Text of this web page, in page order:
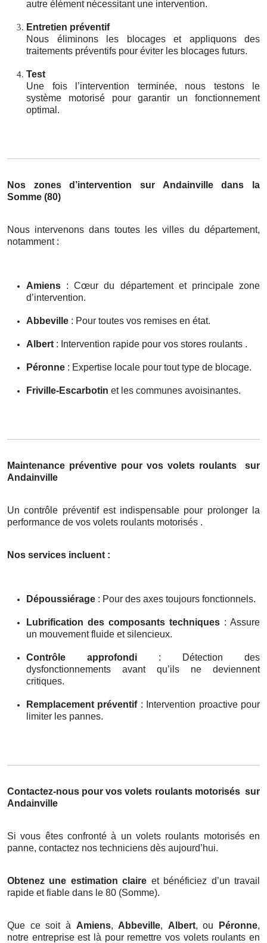
autre élément nécessitant une intervention.
Entretien préventif
Nous éliminons les blocages et appliquons des
traitements préventifs pour éviter les blocages futurs.
Test
Une fois l’intervention terminée, nous testons le
système motorisé pour garantir un fonctionnement
optimal.
Nos zones d’intervention sur Andainville dans la
Somme (80)
Nous intervenons dans toutes les villes du département,
notamment :
Amiens : Cœur du département et principale zone
d’intervention.
Abbeville : Pour toutes vos remises en état.
Albert : Intervention rapide pour vos stores roulants .
Péronne : Expertise locale pour tout type de blocage.
Friville-Escarbotin et les communes avoisinantes.
Maintenance préventive pour vos volets roulants
sur
Andainville
Un contrôle préventif est indispensable pour prolonger la
performance de vos volets roulants motorisés .
Nos services incluent :
Dépoussiérage : Pour des axes toujours fonctionnels.
Lubrification des composants techniques : Assure
un mouvement fluide et silencieux.
Contrôle approfondi : Détection des
dysfonctionnements avant qu’ils ne deviennent
critiques.
Remplacement préventif: Intervention proactive pour
limiter les pannes.
Contactez-nous pour vos volets roulants motorisés sur
Andainville
Si vous êtes confronté à un volets roulants motorisés en
panne, contactez nos techniciens dès aujourd’hui.
Obtenez une estimation claire et bénéficiez d’un travail
rapide et fiable dans le 80 (Somme).
Que ce soit à Amiens, Abbeville, Albert, ou Péronne,
notre entreprise est là pour remettre vos volets roulants en